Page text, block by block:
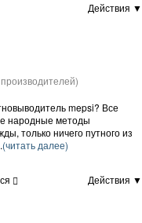
Действия ▼
mepsi? Все
народные методы
только ничего путного из
(читать далее)
Действия ▼